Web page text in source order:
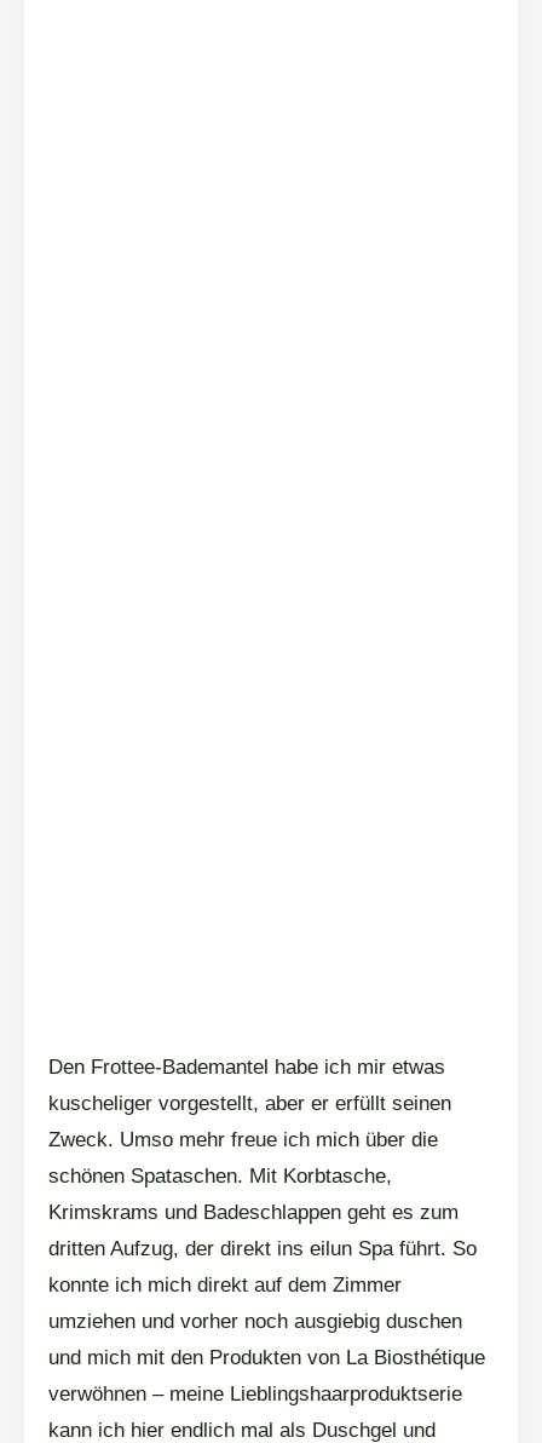
Den Frottee-Bademantel habe ich mir etwas
kuscheliger vorgestellt, aber er erfüllt seinen
Zweck. Umso mehr freue ich mich über die
schönen Spataschen. Mit Korbtasche,
Krimskrams und Badeschlappen geht es zum
dritten Aufzug, der direkt ins eilun Spa führt. So
konnte ich mich direkt auf dem Zimmer
umziehen und vorher noch ausgiebig duschen
und mich mit den Produkten von La Biosthétique
verwöhnen – meine Lieblingshaarproduktserie
kann ich hier endlich mal als Duschgel und